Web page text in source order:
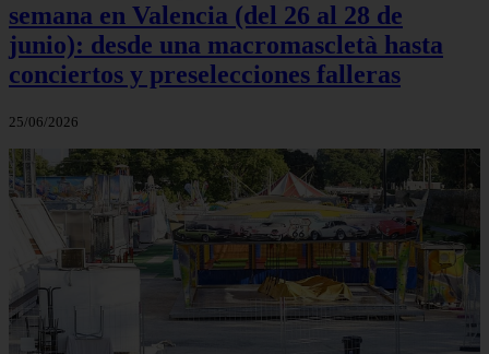
semana en Valencia (del 26 al 28 de
junio): desde una macromascletà hasta
conciertos y preselecciones falleras
25/06/2026